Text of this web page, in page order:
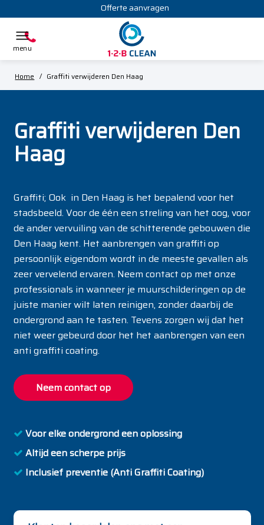
Offerte aanvragen
Home / Graffiti verwijderen Den Haag
Graffiti verwijderen Den
Haag
Graffiti; Ook in Den Haag is het bepalend voor het
stadsbeeld. Voor de één een streling van het oog, voor
de ander vervuiling van de schitterende gebouwen die
Den Haag kent. Het aanbrengen van graffiti op
persoonlijk eigendom wordt in de meeste gevallen als
zeer vervelend ervaren. Neem contact op met onze
professionals in wanneer je muurschilderingen op de
juiste manier wilt laten reinigen, zonder daarbij de
ondergrond aan te tasten. Tevens zorgen wij dat het
niet weer gebeurd door het het aanbrengen van een
anti graffiti coating.
Neem contact op
Voor elke ondergrond een oplossing
Altijd een scherpe prijs
Inclusief preventie (Anti Graffiti Coating)